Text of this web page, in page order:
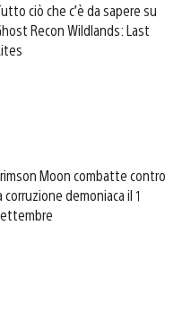
ciò che c’è da sapere su
Recon Wildlands: Last
Moon combatte contro
corruzione demoniaca il 1